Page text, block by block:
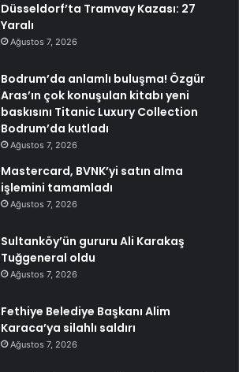
Düsseldorf’ta Tramvay Kazası: 27
Yaralı
Ağustos 7, 2026
Bodrum’da anlamlı buluşma! Özgür
Aras’ın çok konuşulan kitabı yeni
baskısını Titanic Luxury Collection
Bodrum’da kutladı
Ağustos 7, 2026
Mastercard, BVNK’yi satın alma
işlemini tamamladı
Ağustos 7, 2026
Sultanköy’ün gururu Ali Karakaş
Tuğgeneral oldu
Ağustos 7, 2026
Fethiye Belediye Başkanı Alim
Karaca’ya silahlı saldırı
Ağustos 7, 2026